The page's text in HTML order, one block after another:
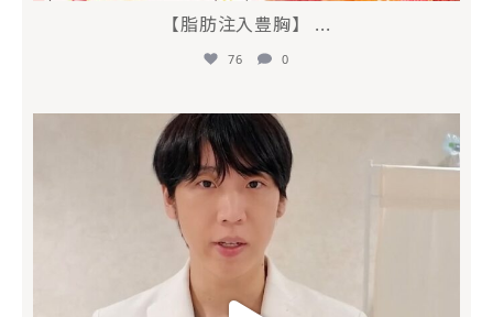
【脂肪注入豊胸】 ...
76 0
mycli.honda
6月 26